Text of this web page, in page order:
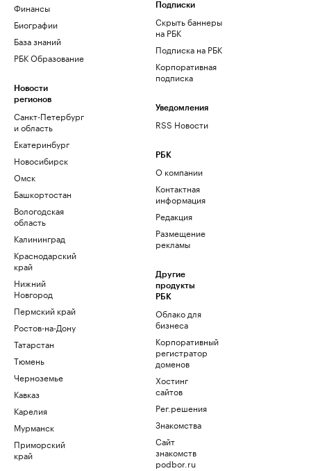
Финансы
Биографии
База знаний
РБК Образование
Новости
регионов
Санкт-Петербург
и область
Екатеринбург
Новосибирск
Омск
Башкортостан
Вологодская
область
Калининград
Краснодарский
край
Нижний
Новгород
Пермский край
Ростов-на-Дону
Татарстан
Тюмень
Черноземье
Кавказ
Карелия
Мурманск
Приморский
край
Подписки
Скрыть баннеры
на РБК
Подписка на РБК
Корпоративная
подписка
Уведомления
RSS Новости
РБК
О компании
Контактная
информация
Редакция
Размещение
рекламы
Другие
продукты
РБК
Облако для
бизнеса
Корпоративный
регистратор
доменов
Хостинг
сайтов
Рег.решения
Знакомства
Сайт
знакомств
podbor.ru